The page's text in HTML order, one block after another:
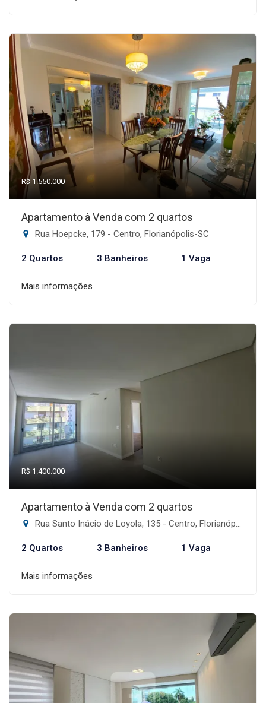
R$ 1.550.000
Apartamento à Venda com 2 quartos
Rua Hoepcke, 179 - Centro, Florianópolis-SC
2 Quartos 3 Banheiros 1 Vaga
Mais informações
R$ 1.400.000
Apartamento à Venda com 2 quartos
Rua Santo Inácio de Loyola, 135 - Centro, Florianópolis-SC
2 Quartos 3 Banheiros 1 Vaga
Mais informações